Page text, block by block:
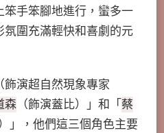
手笨腳地進行，蠻多一
圍充滿輕快和喜劇的元
（飾演超自然現象專家
森 （飾演蓋比）」和「蔡
」，他們這三個角色主要